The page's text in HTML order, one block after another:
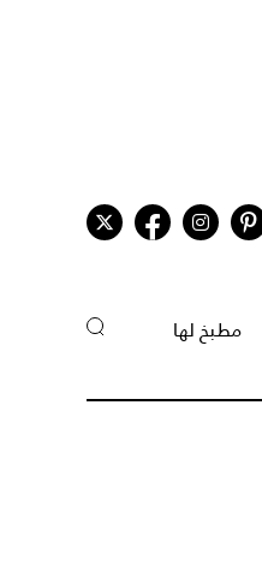
مطبخ لها